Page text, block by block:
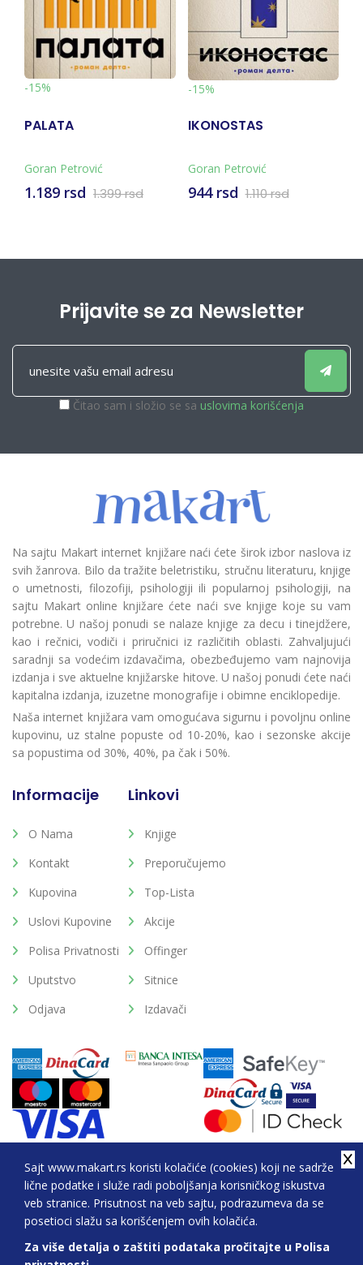
Sajt www.makart.rs koristi kolačiće (cookies) koji ne sadrže
lične podatke i služe radi poboljšanja korisničkog iskustva
veb stranice. Prisutnost na veb sajtu, podrazumeva da se
posetioci slažu sa korišćenjem ovih kolačića.
Za više detalja o zaštiti podataka pročitajte u Polisa
-15%
PALATA
Goran Petrović
1.189 rsd 1.399 rsd
-15%
IKONOSTAS
Goran Petrović
944 rsd 1.110 rsd
Prijavite se za Newsletter
Čitao sam i složio se sa uslovima korišćenja
Na sajtu Makart internet knjižare naći ćete širok izbor naslova iz
svih žanrova. Bilo da tražite beletristiku, stručnu literaturu, knjige
o umetnosti, filozofiji, psihologiji ili popularnoj psihologiji, na
sajtu Makart online knjižare ćete naći sve knjige koje su vam
potrebne. U našoj ponudi se nalaze knjige za decu i tinejdžere,
kao i rečnici, vodiči i priručnici iz različitih oblasti. Zahvaljujući
saradnji sa vodećim izdavačima, obezbeđujemo vam najnovija
izdanja i sve aktuelne knjižarske hitove. U našoj ponudi ćete naći
kapitalna izdanja, izuzetne monografije i obimne enciklopedije.
Naša internet knjižara vam omogućava sigurnu i povoljnu online
kupovinu, uz stalne popuste od 10-20%, kao i sezonske akcije
sa popustima od 30%, 40%, pa čak i 50%.
Informacije
O Nama
Kontakt
Kupovina
Uslovi Kupovine
Polisa Privatnosti
Uputstvo
Odjava
Linkovi
Knjige
Preporučujemo
Top-Lista
Akcije
Offinger
Sitnice
Izdavači
2026. All Rights Reserved © Makart.rs - MAKART DOO
BEOGRAD (NOVI BEOGRAD), PIB: 105184104, MB:
20337524
Sve cene na ovom sajtu iskazane su u dinarima. PDV je uračunat u cenu.